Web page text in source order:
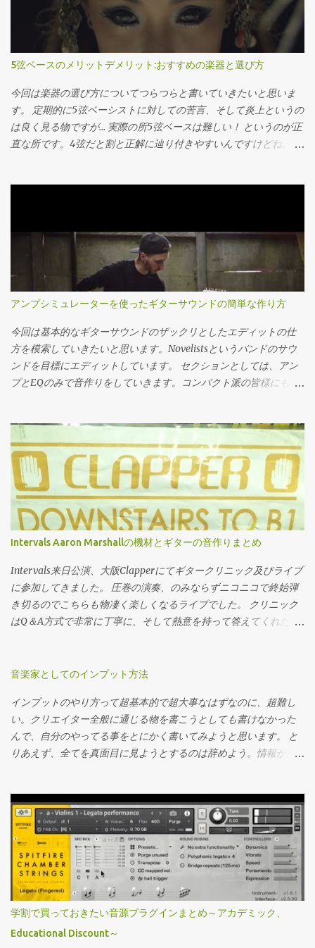
です。 コード理論は英語で言うa b cを学んだ直後の文形までの内
容、数学で言う四則演算の後の正の数負の数や文字式、といった
所でしょうか。 とにかく挫折しやすく、また演習量も必要な分野
なのでちゃんとした本で勉強するのが一番なのです。 なので本サ
イトでも、コード理論と呼ばれる部分に関しては一通り習った後
に改めて見返す内容の記事しか書きません(宣誓)。本当に初学者が
完全に理解出来るように書けたら有料コンテンツにします。それ
ぐらいめんどくさいです。 ではこの後何を書くのかというと、音
楽理論の世界はどんな風に広がっているのや？？という所であっ
楽理論の世界は広がっています まずこの世の中の音楽理論には二
系統あります。クラシック音楽寄りの音楽理論とジャズ寄りの音
楽理論です。なぜこの二つが対極になるのかと言いますと。 まず
は目的の違いです。 クラシック音楽というものは四声合唱の完成
を目指して作られた物。 ジャズはコードという土台に対して何を
即興として弾けるか、という目的で作られた物です。 この違い、
どこに現れるかと言いますと 禁則 すなわちやってはいけない事。
音楽として崩壊してしまうからやっ...
5弦ベースのメリットデメリット:おすすめの楽器と選び方
今回は楽器の選び方についてつらつらと書いていきたいと思いま
す。 定期的に5弦ベーシストに対しての苦言、そして炎上というの
は良く見る物ですが… 実際の所5弦ベースは難しい！ というのが正
直な所です。4弦だと割と正解に辿り付きやすいんですけどね。 な
タル的なブライトさの損失は割と大ダメージになります — Takt
(@Takt_musicman) 2019年3月23日 5弦ベースのメリット 五弦ベー
スのメリットは 弦の本数が多い 以上終了です。ほんとにこれだ
け。 低い音が欲しけりゃ別に4弦に太い弦を張れば良いし、という
か別に弦変えなくてもちゃんとしたベースなら割と鳴るし。 スウ
ィープとか縦移動のフレーズ、表現をしたい人。どうぞ多弦を使
ってください。 だって弦の本数が足りないとそもそもその表現が
出来ませんから。やりたい事がそこにあるなら仕方無い。 低めで
開放の鳴りが二つ欲しい。まぁこれも多弦導入には悪くない理由
ます。 あとチューニングに凝りたい人とか。 5弦がかっこいいと
思う。どうぞ5弦を買って下さい。憧れ、趣味、これに勝るものは
ありません。大好きなギタリストのシグネチャーを買うのと同
じ。 ただ、もしそれでバンドメンバーからキックされたらしょう
がないよねって話なんですよね。 プレイング面でも、そもそもの
構造の面でも5弦ベースは難しい面があります。 5弦ベースのデメ
リット 5弦ベースのデメリットを考えてみましょう。その為にはエ
レべのデファクトスタンダードとなった四弦ジャズベースとの比
較は避けて通れない道です。 5弦用ネック（多弦もそう）は鳴りが
悪い 5弦用（多弦）ネックというのは物理的に幅が増えるため、ネ
ック自体の質量が大...
アンプシミュレーターを使ったギターサウンドの簡単な作り方
今回は基本的なギターサウンドのザックリとしたエディットの仕
方を模索していきたいと思います。Novelistsというバンドのサウ
ンドを目標にエディットしています。 セクションとしては、アン
プとEQのみで音作りをしていきます。コンパクト派の皆様にも、
ュレーターはこちら ドーン。うちの高級オーディオインターフェ
ース、Zentour内蔵のアンプシミュレーターです。Zentour自体に
FPGAが内蔵されていて、最近はFPGAを使ってのアナログ機材のシ
ミュレートに益々気合が入ってます。 頑張れAntelope。ベースア
ンプも３つぐらいでいいので追加して下さいお願いします。ちな
みにこのアンシミュの元のソフトウェアはOverloud製のTH3と同
一でどちらも所持していますが、ハードウェアベースの方が音が
良いのでこちらを使用します。 ギター 見た目と梅田島村楽器の素
晴らしいアンプに乗せられて買ってしまった７弦。めっちゃ悪口
言うけどなんやかんや手放さないで使い続けるんじゃないでしょ
うか。こいつはまた後程レビューを書きます。アッシュボディ、
メイプルブビンガ３ｐの高域のシャキッとしたディマジオFusion
が９ｍの物を譲り受けたので録音に長いものはちょっとよろしく
音作りの準備 はい、ギターを繋いでシミュなりマルチエフェクタ
ーなりを起動してまずやるのは、ギターアンプ選びですね。まあ
好きなもの使いましょう。歪みの質はどうしてもアンプで決まっ
てしまいます。マーシャルでメサの音は出ない。（MESAにもマー
のアンプ使っている気がする…。エディット慣れしてる人は良いで
すが、まずはキャビはヘッド準拠のキャビネットを選択しましょ
う。 EQを並べる 目標とする歪み感にゲインとマスターをとりあ...
Intervals Aaron Marshallの機材とギターの音作りまとめ
Intervals来日公演、大阪Clapperにてギタークリニック及びライブ
に参加してきました。 圧巻の演奏、のみならずニコニコで終始弾
き切るのでこちらも物凄く楽しくなるライブでした。 クリニック
はQ＆A方式で非常に丁寧に、そして熱意を持って答えてくれたの
の使い分けやギターの選び方などなど。 引用部分は本人の発言を
地球の裏側から来てるからな笑なるべく軽くというのは意識して
いる。ギターシステムに関してはFractalのAx-8、これをラインで
外に出している。ただステージ上が寂しくなるのは嫌なのでパワ
ーアンプを持ち込んでいる。 Fractalのフロアモデルのみですね…
Boogie 4x12 Recto Standard Slant Cabinet/ARMOR ギターはShurを
ノーマルチューニングとダウンチューニングで使い分け。サイド
ギターの方はAristidiusを使い分け、ベースはDingwallの6弦5弦の
セットでした。（撮影禁止だったので撮れていません） パッチの
踏みかえに関してはPCからMIDIでAX-8を駆動させて全部自動でや
っている（俺は怠け者だからｗ）との事。 同期音源でドラマーに
はクリックを送って前三人はフロアモニターで、次のツアーから
は全員イヤーモニターにする予定らしいです。 ライブでは非常に
音楽家としてのインプット方法
インプットのやり方って超基本的で超大事なはずなのに、超難し
い。クリエイター全般に通じる物を書こうとしても書けなかった
んで、自分のやってる事をとにかく書いてみようと思います。 と
りあえず、全てを真面目に見ようとするのは辞めよう。情報が氾
思う） ピンと来たら、それを保存、後でゆったり見る。ピンと来
る来ないが感性を磨く訳だから…。 あとは数を増やす為にプラット
フォームを使いこなして自動化を行う。ザッピングをして、仕分
けを行うとプラットフォームのレコメンド力も変わってくるの
で。結局AIも使い様ですね。 あとは何気ない情報から、欲しい情
報を抜き取る技術が大事だなと思っています。 それでは具体例。
Spotify Spotifyは結構慣れるまで時間がかかった。そもそも自分何
聴いてたっけ？みたいな。 なので、一通り自分の好きな音楽を再
生して、AIを調教しつつ、以下のプレイリストを常時チェックし
学割で買っておきたい音源プラグインまとめ～アカデミック、
Educational Discount～